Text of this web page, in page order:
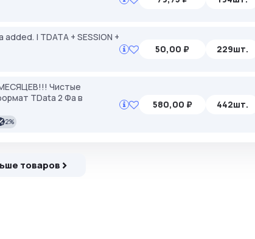
| TDATA + SESSION +
50,00 ₽ 229шт.
Чистые
TData 2 Фа в
2%
580,00 ₽ 442шт.
товаров